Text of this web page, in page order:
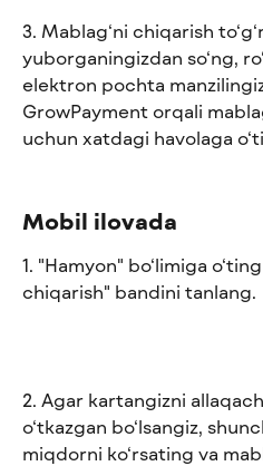
3. Mablag‘ni chiqarish
yuborganingizdan so‘ng,
elektron pochta
GrowPayment orqali
uchun xatdagi havolaga
Mobil ilovada
1. "Hamyon" bo‘limiga
chiqarish" bandini tanlang.
2. Agar kartangizni
o‘tkazgan bo‘lsangiz,
miqdorni ko‘rsating va